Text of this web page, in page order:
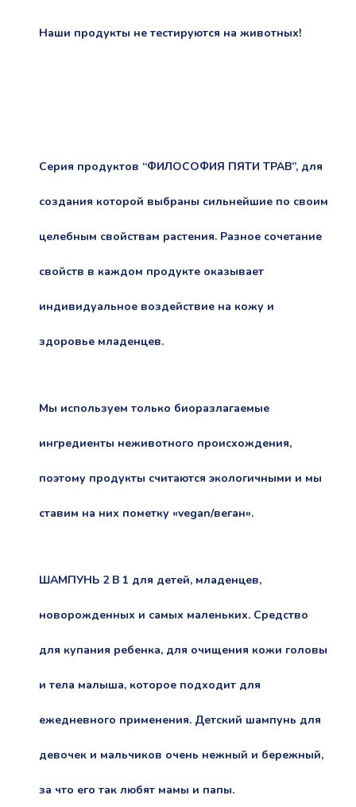
Наши продукты не тестируются на животных!
Серия продуктов “ФИЛОСОФИЯ ПЯТИ ТРАВ”, для
создания которой выбраны сильнейшие по своим
целебным свойствам растения. Разное сочетание
свойств в каждом продукте оказывает
индивидуальное воздействие на кожу и
здоровье младенцев.
Мы используем только биоразлагаемые
ингредиенты неживотного происхождения,
поэтому продукты считаются экологичными и мы
ставим на них пометку «vegan/веган».
ШАМПУНЬ 2 В 1 для детей, младенцев,
новорожденных и самых маленьких. Средство
для купания ребенка, для очищения кожи головы
и тела малыша, которое подходит для
ежедневного применения. Детский шампунь для
девочек и мальчиков очень нежный и бережный,
за что его так любят мамы и папы.